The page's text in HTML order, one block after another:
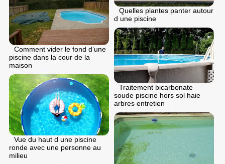
Quelles plantes panter autour
d une piscine
Comment vider le fond d’une
piscine dans la cour de la
maison
Traitement bicarbonate
soude piscine hors sol haie
arbres entretien
Vue du haut d une piscine
ronde avec une personne au
milieu